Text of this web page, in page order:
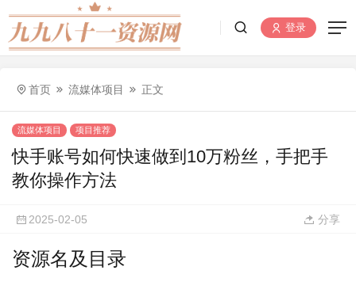
登录
首页 流媒体项目 正文
流媒体项目 项目推荐
快手账号如何快速做到10万粉丝，手把手
教你操作方法
2025-02-05 分享
资源名及目录